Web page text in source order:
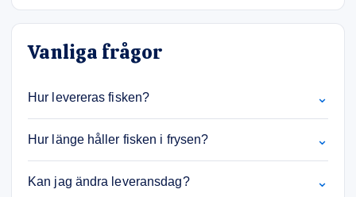
Vanliga frågor
Hur levereras fisken? ⌄
Hur länge håller fisken i frysen? ⌄
Kan jag ändra leveransdag? ⌄